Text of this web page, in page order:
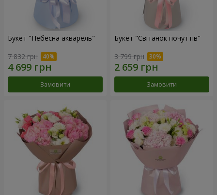
Букет "Небесна акварель"
7 832 грн
Замовити
Букет "Світанок почуттів"
3 799 грн
Замовити